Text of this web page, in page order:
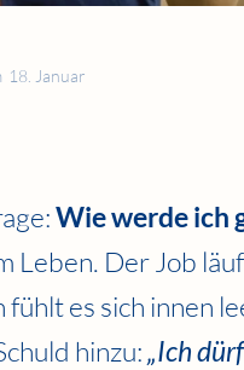
18. Januar
Wie werde ich
Leben. Der Job
es sich innen
hinzu:„Ich